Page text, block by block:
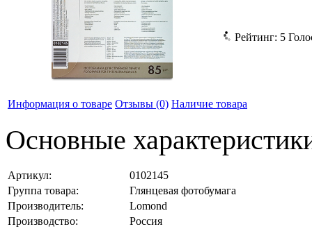
Рейтинг: 5
Информация о товаре Отзывы (0) Наличие товара
Основные
Артикул:
0102145
Группа товара:
Глянцевая фотобумага
Производитель:
Lomond
Производство:
Россия